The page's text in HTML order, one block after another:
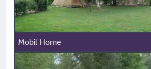
Mobil Home